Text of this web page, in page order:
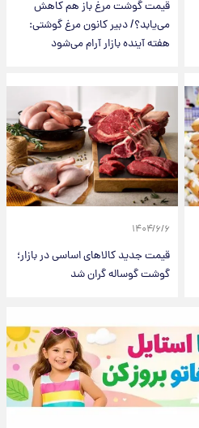
قیمت گوشت مرغ باز هم کاهش
می‌یابد؟/ دبیر کانون مرغ گوشتی:
هفته آینده بازار آرام می‌شود
۱۴۰۴/۶/۶
قیمت جدید کالاهای اساسی در بازار؛
گوشت گوساله گران شد